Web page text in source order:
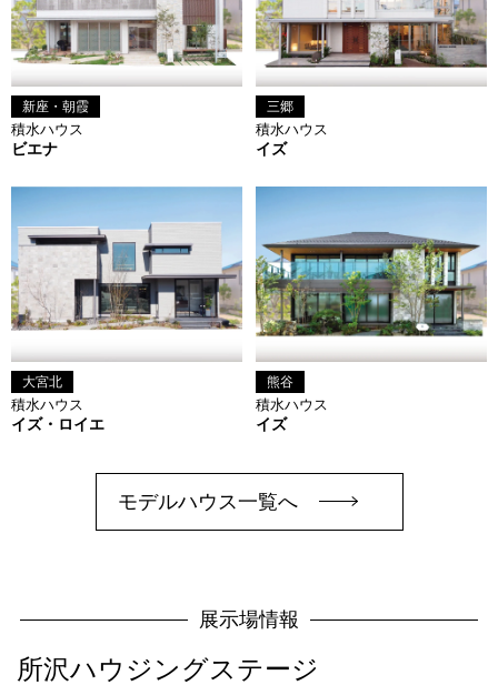
新座・朝霞
積水ハウス
ビエナ
三郷
積水ハウス
イズ
大宮北
積水ハウス
イズ・ロイエ
熊谷
積水ハウス
イズ
モデルハウス一覧へ
展示場情報
所沢ハウジングステージ